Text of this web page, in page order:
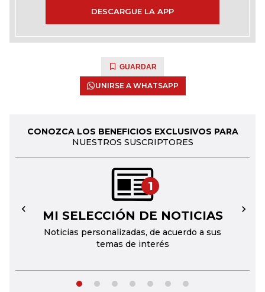
DESCARGUE LA APP
GUARDAR
UNIRSE A WHATSAPP
CONOZCA LOS BENEFICIOS EXCLUSIVOS PARA
NUESTROS SUSCRIPTORES
1
MI SELECCIÓN DE NOTICIAS
Noticias personalizadas, de acuerdo a sus
temas de interés
← →